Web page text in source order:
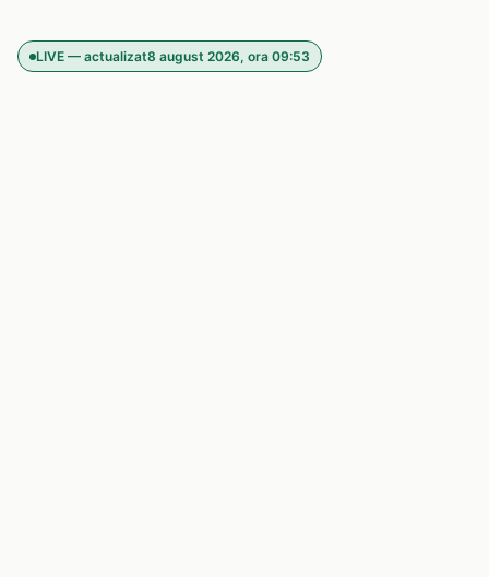
LIVE — actualizat8 august 2026, ora 09:53